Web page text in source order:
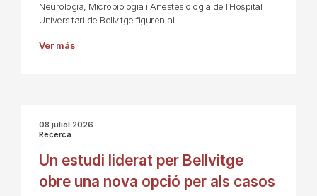
Neurologia, Microbiologia i Anestesiologia de l’Hospital
Universitari de Bellvitge figuren al
Ver más
08 juliol 2026
Recerca
Un estudi liderat per Bellvitge
obre una nova opció per als casos